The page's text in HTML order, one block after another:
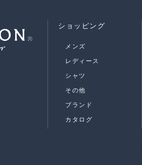
ショッピング
メンズ
レディース
シャツ
その他
ブランド
カタログ